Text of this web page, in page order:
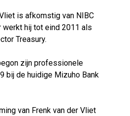
is afkomstig van NIBC
werkt hij tot eind 2011 als
Treasury.
zijn professionele
bij de huidige Mizuho Bank
van Frenk van der Vliet